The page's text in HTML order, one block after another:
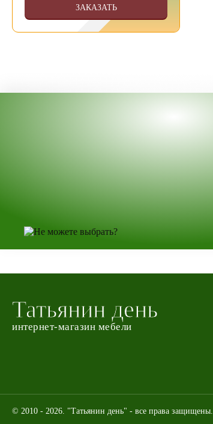
ЗАКАЗАТЬ
Татьянин день
интернет-магазин мебели
© 2010 - 2026. "Татьянин день" - все права защищены.